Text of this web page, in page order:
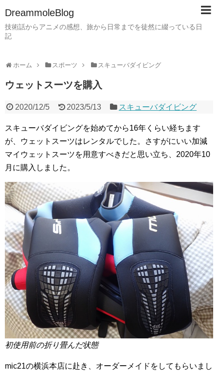
DreammoleBlog
技術話からアニメの感想、旅から日常までを徒然に綴っている日
記
ホーム スポーツ スキューバダイビング
ウェットスーツを購入
2020/12/5 2023/5/13 スキューバダイビング
スキューバダイビングを始めてから16年くらい経ちます
が、ウェットスーツはレンタルでした。さすがにいい加減
マイウェットスーツを用意すべきだと思い立ち、2020年10
月に購入しました。
初使用前の折り畳んだ状態
mic21の横浜本店に赴き、オーダーメイドをしてもらいまし